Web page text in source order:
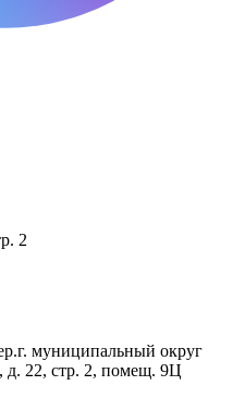
2
муниципальный округ
д. 22, стр. 2, помещ. 9Ц